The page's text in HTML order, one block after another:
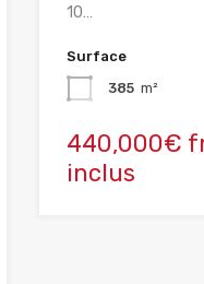
10…
Surface
385 m²
440,000€
inclus